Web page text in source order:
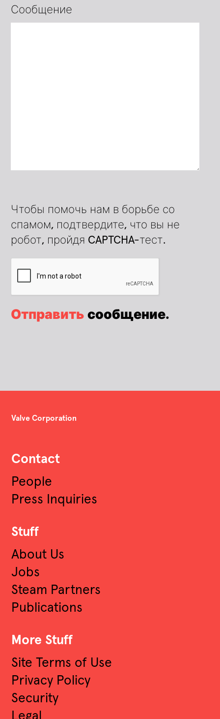
Сообщение
Чтобы помочь нам в борьбе со
спамом, подтвердите, что вы не
робот, пройдя CAPTCHA-тест.
Отправить сообщение.
Valve Corporation
Contact
People
Press Inquiries
Stuff
About Us
Jobs
Steam Partners
Publications
More Stuff
Site Terms of Use
Privacy Policy
Security
Legal